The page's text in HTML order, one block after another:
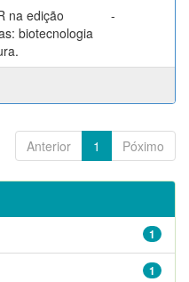
na edição
biotecnologia
-
Anterior 1 Póximo
1
1